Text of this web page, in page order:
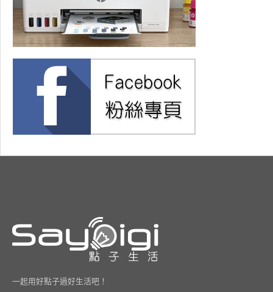
一起用好點子過好生活吧！